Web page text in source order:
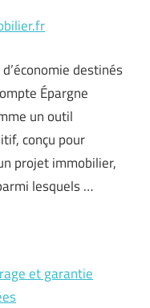
destinés
Épargne
un outil
conçu pour
projet immobilier,
lesquels …
et garantie